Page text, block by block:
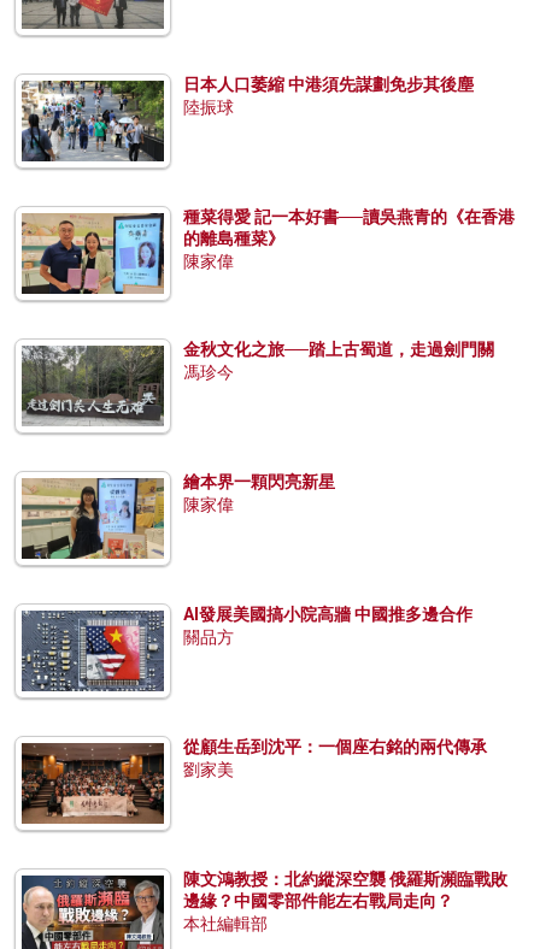
日本人口萎縮 中港須先謀劃免步其後塵
陸振球
種菜得愛 記一本好書──讀吳燕青的《在香港
的離島種菜》
陳家偉
金秋文化之旅──踏上古蜀道，走過劍門關
馮珍今
繪本界一顆閃亮新星
陳家偉
AI發展美國搞小院高牆 中國推多邊合作
關品方
從顧生岳到沈平：一個座右銘的兩代傳承
劉家美
陳文鴻教授：北約縱深空襲 俄羅斯瀕臨戰敗
邊緣？中國零部件能左右戰局走向？
本社編輯部